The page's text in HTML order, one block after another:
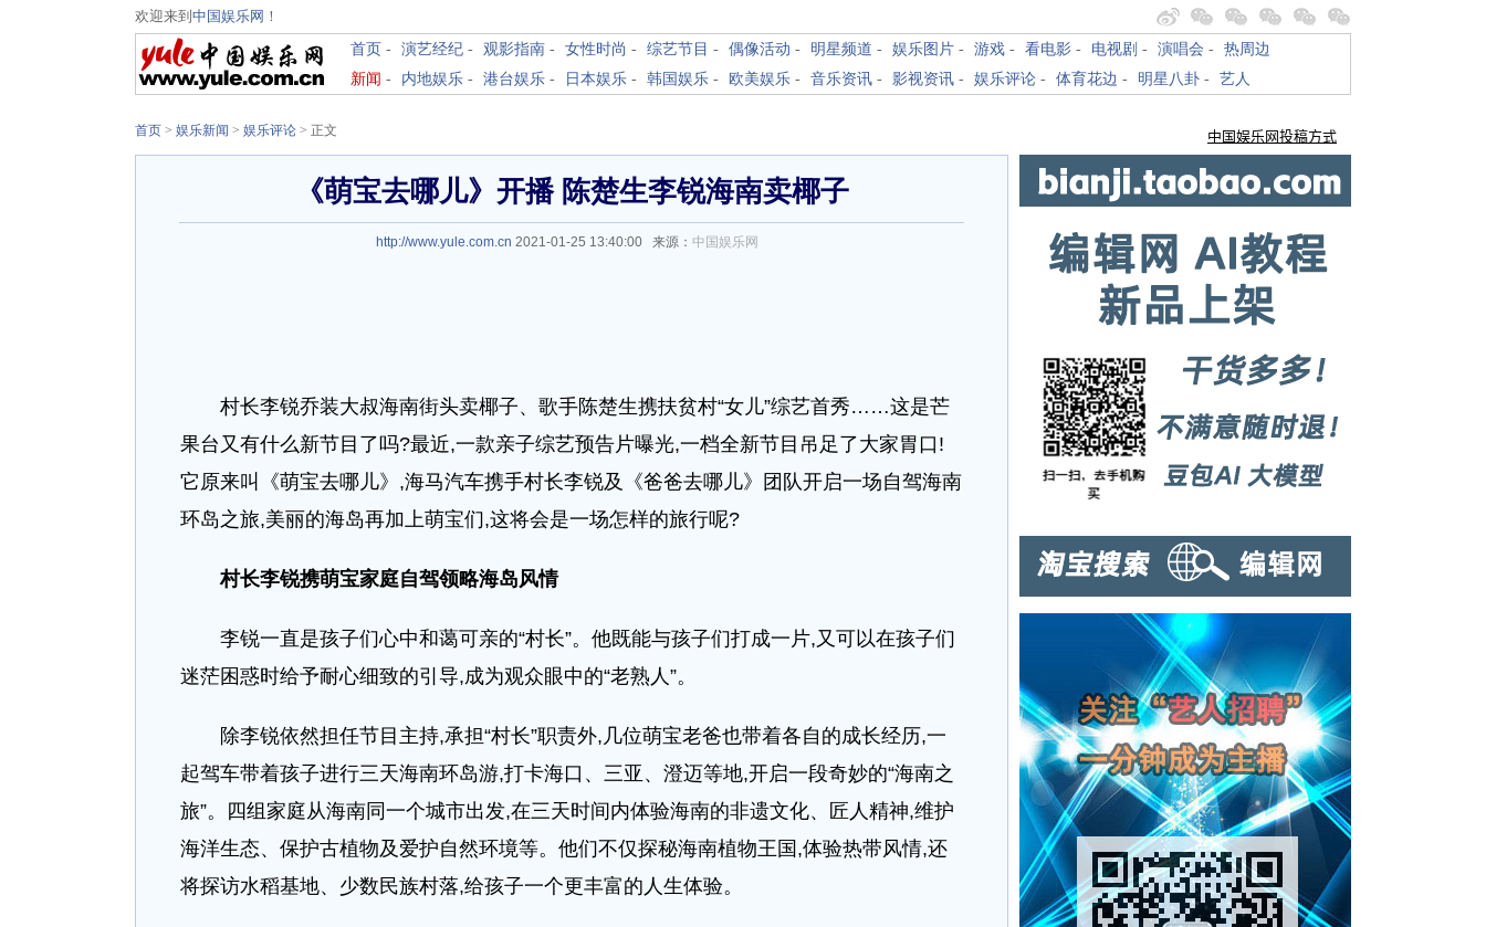
欢迎来到 中国娱乐网 ！
首页 - 演艺经纪 - 观影指南 - 女性时尚 - 综艺节目 - 偶像活动 - 明星频道 - 娱乐图片 - 游戏 - 看电影 - 电视剧 - 演唱会 - 热周边
新闻 - 内地娱乐 - 港台娱乐 - 日本娱乐 - 韩国娱乐 - 欧美娱乐 - 音乐资讯 - 影视资讯 - 娱乐评论 - 体育花边 - 明星八卦 - 艺人
首页 > 娱乐新闻 > 娱乐评论 > 正文
《萌宝去哪儿》开播 陈楚生李锐海南卖椰子
http://www.yule.com.cn 2021-01-25 13:40:00 来源： 中国娱乐网
村长李锐乔装大叔海南街头卖椰子、歌手陈楚生携扶贫村“女儿”综艺首秀……这是芒
果台又有什么新节目了吗?最近,一款亲子综艺预告片曝光,一档全新节目吊足了大家胃口!
它原来叫《萌宝去哪儿》,海马汽车携手村长李锐及《爸爸去哪儿》团队开启一场自驾海南
环岛之旅,美丽的海岛再加上萌宝们,这将会是一场怎样的旅行呢?
村长李锐携萌宝家庭自驾领略海岛风情
李锐一直是孩子们心中和蔼可亲的“村长”。他既能与孩子们打成一片,又可以在孩子们
迷茫困惑时给予耐心细致的引导,成为观众眼中的“老熟人”。
除李锐依然担任节目主持,承担“村长”职责外,几位萌宝老爸也带着各自的成长经历,一
起驾车带着孩子进行三天海南环岛游,打卡海口、三亚、澄迈等地,开启一段奇妙的“海南之
旅”。四组家庭从海南同一个城市出发,在三天时间内体验海南的非遗文化、匠人精神,维护
海洋生态、保护古植物及爱护自然环境等。他们不仅探秘海南植物王国,体验热带风情,还
将探访水稻基地、少数民族村落,给孩子一个更丰富的人生体验。